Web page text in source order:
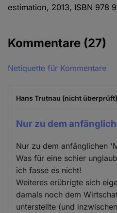
estimation, 2013, ISBN 978
Kommentare (27)
Netiquette für Kommentare
Hans Trutnau (nicht überprüft)
Nur zu dem
Nur zu dem anfänglichen
Was für eine schier
ich fasse es nicht!
Weiteres erübrigte sich
damals noch dem
unterstellte (und